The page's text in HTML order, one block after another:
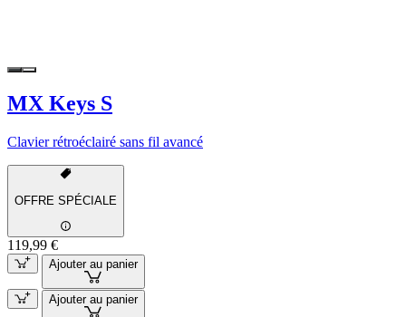
MX Keys S
Clavier rétroéclairé sans fil avancé
OFFRE SPÉCIALE
119,99 €
Ajouter au panier
Ajouter au panier